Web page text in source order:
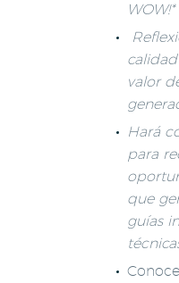
WOW!*
valor
Hará
para
que
guías